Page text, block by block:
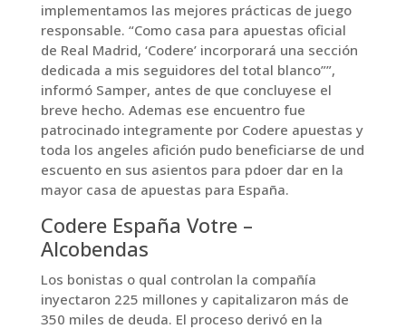
implementamos las mejores prácticas de juego
responsable. “Como casa para apuestas oficial
de Real Madrid, ‘Codere’ incorporará una sección
dedicada a mis seguidores del total blanco””,
informó Samper, antes de que concluyese el
breve hecho. Ademas ese encuentro fue
patrocinado integramente por Codere apuestas y
toda los angeles afición pudo beneficiarse de und
escuento en sus asientos para pdoer dar en la
mayor casa de apuestas para España.
Codere España Votre –
Alcobendas
Los bonistas o qual controlan la compañía
inyectaron 225 millones y capitalizaron más de
350 miles de deuda. El proceso derivó en la